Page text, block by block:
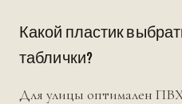
Какой пластик
таблички?
Для улицы оптимален